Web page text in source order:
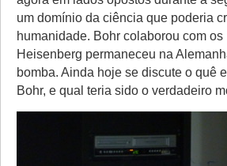
um domínio da ciência que poderia
humanidade. Bohr colaborou com
Heisenberg permaneceu na
bomba. Ainda hoje se discute o quê
Bohr, e qual teria sido o verdadeiro